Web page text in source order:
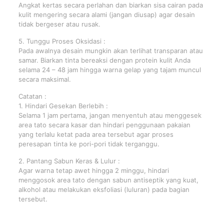
Angkat kertas secara perlahan dan biarkan sisa cairan pada
kulit mengering secara alami (jangan diusap) agar desain
tidak bergeser atau rusak.
5. Tunggu Proses Oksidasi :
Pada awalnya desain mungkin akan terlihat transparan atau
samar. Biarkan tinta bereaksi dengan protein kulit Anda
selama 24 – 48 jam hingga warna gelap yang tajam muncul
secara maksimal.
Catatan :
1. Hindari Gesekan Berlebih :
Selama 1 jam pertama, jangan menyentuh atau menggesek
area tato secara kasar dan hindari penggunaan pakaian
yang terlalu ketat pada area tersebut agar proses
peresapan tinta ke pori-pori tidak terganggu.
2. Pantang Sabun Keras & Lulur :
Agar warna tetap awet hingga 2 minggu, hindari
menggosok area tato dengan sabun antiseptik yang kuat,
alkohol atau melakukan eksfoliasi (luluran) pada bagian
tersebut.